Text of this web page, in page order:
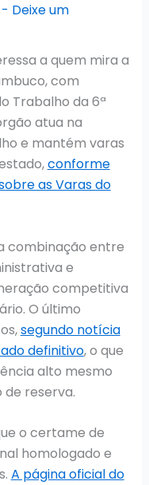
- Deixe um
a quem mira a
com
Trabalho da 6ª
atua na
e mantém varas
conforme
as Varas do
combinação entre
e
competitiva
O último
segundo notícia
definitivo, o que
alto mesmo
reserva.
o certame de
homologado e
A página oficial do